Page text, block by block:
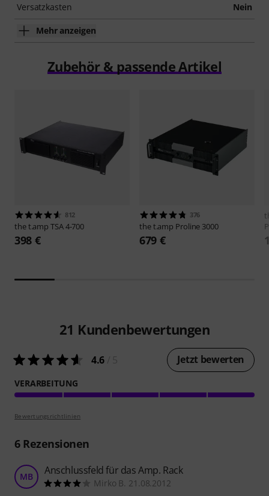
Versatzkasten Nein
Mehr anzeigen
Zubehör & passende Artikel
812
the t.amp TSA 4-700
398 €
376
the t.amp Proline 3000
679 €
21 Kundenbewertungen
4.6 Jetzt bewerten
VERARBEITUNG
Bewertungsrichtlinien
6Rezensionen
MB Anschlussfeld für das Amp. Rack
Mirko B. 21.08.2012